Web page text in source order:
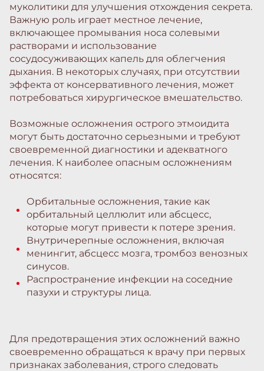
муколитики для улучшения отхождения секрета.
Важную роль играет местное лечение,
включающее промывания носа солевыми
растворами и использование
сосудосуживающих капель для облегчения
дыхания. В некоторых случаях, при отсутствии
эффекта от консервативного лечения, может
потребоваться хирургическое вмешательство.
Возможные осложнения острого этмоидита
могут быть достаточно серьезными и требуют
своевременной диагностики и адекватного
лечения. К наиболее опасным осложнениям
относятся:
Орбитальные осложнения, такие как
орбитальный целлюлит или абсцесс,
которые могут привести к потере зрения.
Внутричерепные осложнения, включая
менингит, абсцесс мозга, тромбоз венозных
синусов.
Распространение инфекции на соседние
пазухи и структуры лица.
Для предотвращения этих осложнений важно
своевременно обращаться к врачу при первых
признаках заболевания, строго следовать